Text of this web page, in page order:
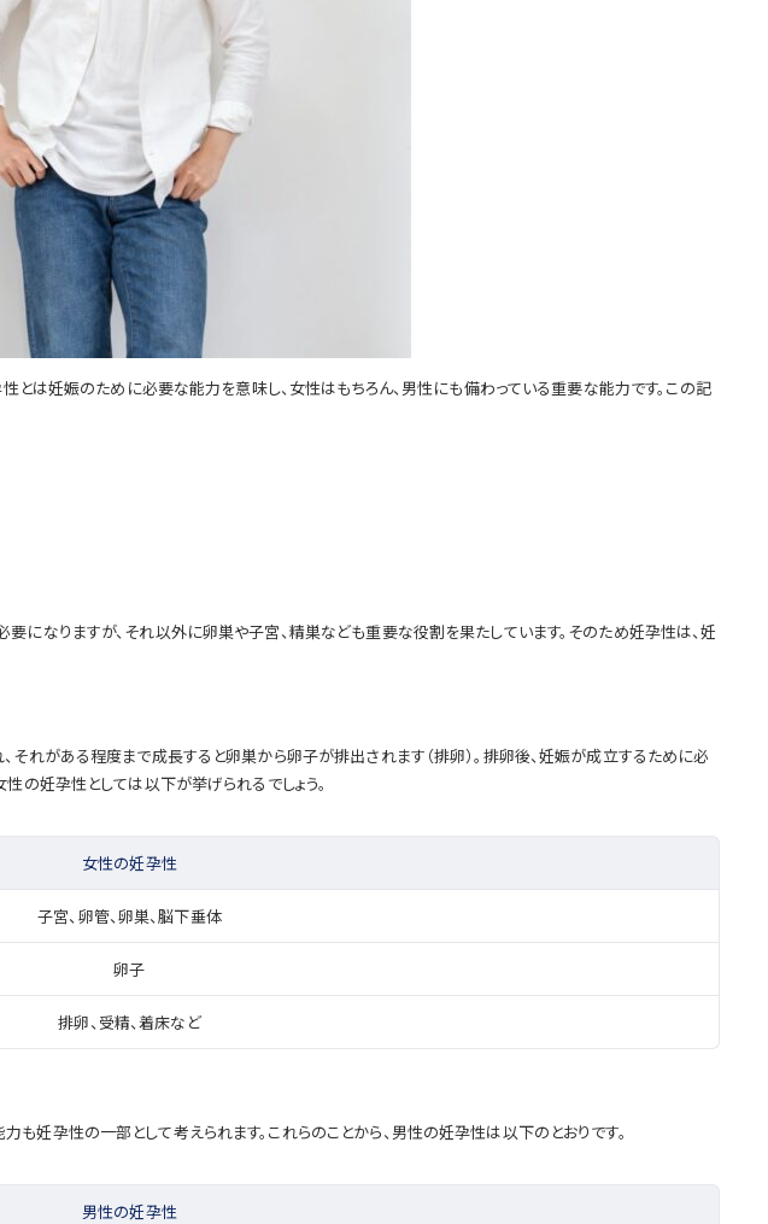
とは妊娠のために必要な能力を意味し、女性はもちろん、男性にも備わっている重要な能力です。この記
なりますが、それ以外に卵巣や子宮、精巣なども重要な役割を果たしています。そのため妊孕性は、妊
れがある程度まで成長すると卵巣から卵子が排出されます（排卵）。排卵後、妊娠が成立するために必
の妊孕性としては以下が挙げられるでしょう。
女性の妊孕性
子宮、卵管、卵巣、脳下垂体
卵子
排卵、受精、着床など
孕性の一部として考えられます。これらのことから、男性の妊孕性は以下のとおりです。
男性の妊孕性